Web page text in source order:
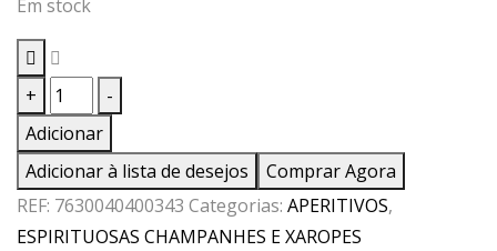
Em stock
+
Quantidade
de
MARTINI
BITTER
0,70
-
Adicionar
Adicionar à lista de desejos
Comprar Agora
REF: 7630040400343 Categorias: APERITIVOS,
ESPIRITUOSAS CHAMPANHES E XAROPES